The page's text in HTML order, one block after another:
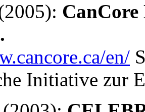
en/
Initiative zur